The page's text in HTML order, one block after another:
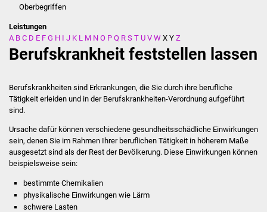
Stadtverwaltung
Behördenwegweiser
Stellenangebote
Kontakt
Oberbegriffen
Leistungen
A B C D E F G H I J K L M N O P Q R S T U V W X Y Z
Berufskrankheit feststellen lassen
Berufskrankheiten sind Erkrankungen, die Sie durch ihre berufliche
Tätigkeit erleiden und in der Berufskrankheiten-Verordnung aufgeführt
sind.
Ursache dafür können verschiedene gesundheitsschädliche Einwirkungen
sein, denen Sie im Rahmen Ihrer beruflichen Tätigkeit in höherem Maße
ausgesetzt sind als der Rest der Bevölkerung. Diese Einwirkungen können
beispielsweise sein:
bestimmte Chemikalien
physikalische Einwirkungen wie Lärm
schwere Lasten